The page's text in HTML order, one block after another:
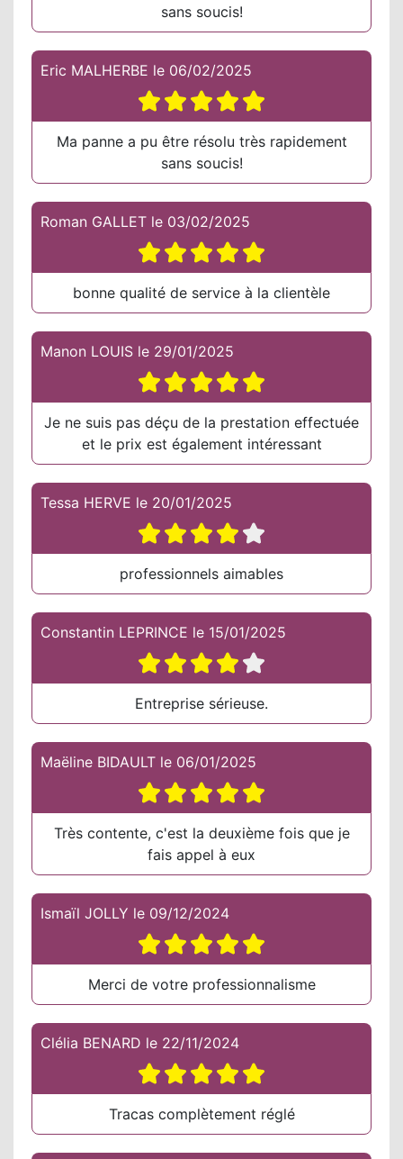
sans soucis!
Eric MALHERBE le 06/02/2025
Ma panne a pu être résolu très rapidement
sans soucis!
Roman GALLET le 03/02/2025
bonne qualité de service à la clientèle
Manon LOUIS le 29/01/2025
Je ne suis pas déçu de la prestation effectuée
et le prix est également intéressant
Tessa HERVE le 20/01/2025
professionnels aimables
Constantin LEPRINCE le 15/01/2025
Entreprise sérieuse.
Maëline BIDAULT le 06/01/2025
Très contente, c'est la deuxième fois que je
fais appel à eux
Ismaïl JOLLY le 09/12/2024
Merci de votre professionnalisme
Clélia BENARD le 22/11/2024
Tracas complètement réglé